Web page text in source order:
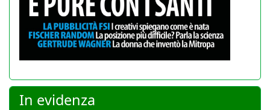
In evidenza